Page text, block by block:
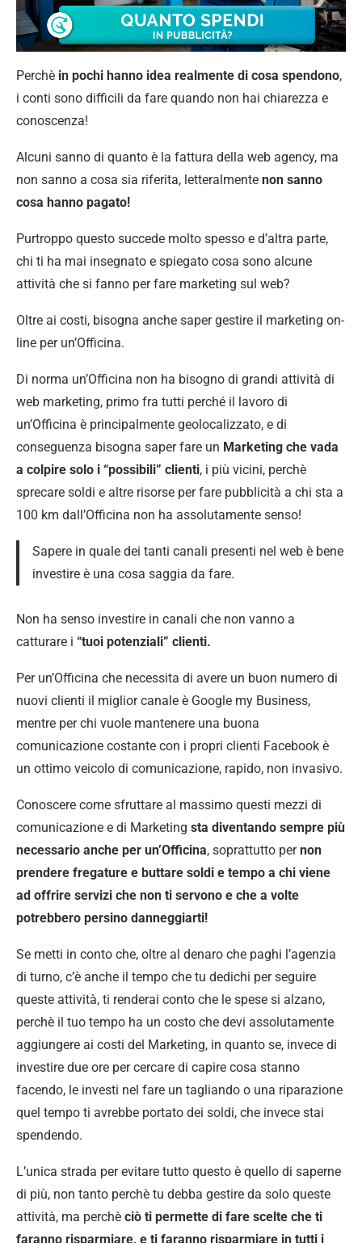
Perchè in pochi hanno idea realmente di cosa spendono,
i conti sono difficili da fare quando non hai chiarezza e
conoscenza!
Alcuni sanno di quanto è la fattura della web agency, ma
non sanno a cosa sia riferita, letteralmente non sanno
cosa hanno pagato!
Purtroppo questo succede molto spesso e d’altra parte,
chi ti ha mai insegnato e spiegato cosa sono alcune
attività che si fanno per fare marketing sul web?
Oltre ai costi, bisogna anche saper gestire il marketing on-
line per un’Officina.
Di norma un’Officina non ha bisogno di grandi attività di
web marketing, primo fra tutti perché il lavoro di
un’Officina è principalmente geolocalizzato, e di
conseguenza bisogna saper fare un Marketing che vada
a colpire solo i “possibili” clienti, i più vicini, perchè
sprecare soldi e altre risorse per fare pubblicità a chi sta a
100 km dall’Officina non ha assolutamente senso!
Sapere in quale dei tanti canali presenti nel web è bene
investire è una cosa saggia da fare.
Non ha senso investire in canali che non vanno a
catturare i “tuoi potenziali” clienti.
Per un’Officina che necessita di avere un buon numero di
nuovi clienti il miglior canale è Google my Business,
mentre per chi vuole mantenere una buona
comunicazione costante con i propri clienti Facebook è
un ottimo veicolo di comunicazione, rapido, non invasivo.
Conoscere come sfruttare al massimo questi mezzi di
comunicazione e di Marketing sta diventando sempre più
necessario anche per un’Officina, soprattutto pernon
prendere fregature e buttare soldi e tempo a chi viene
ad offrire servizi che non ti servono e che a volte
potrebbero persino danneggiarti!
Se metti in conto che, oltre al denaro che paghi l’agenzia
di turno, c’è anche il tempo che tu dedichi per seguire
queste attività, ti renderai conto che le spese si alzano,
perchè il tuo tempo ha un costo che devi assolutamente
aggiungere ai costi del Marketing, in quanto se, invece di
investire due ore per cercare di capire cosa stanno
facendo, le investi nel fare un tagliando o una riparazione
quel tempo ti avrebbe portato dei soldi, che invece stai
spendendo.
L’unica strada per evitare tutto questo è quello di saperne
di più, non tanto perchè tu debba gestire da solo queste
attività, ma perchè ciò ti permette di fare scelte che ti
faranno risparmiare, e ti faranno risparmiare in tutti i